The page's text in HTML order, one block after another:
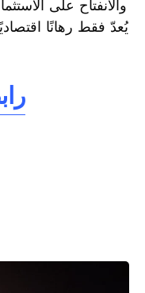
والانفتاح على
يُعدّ فقط رهانًا